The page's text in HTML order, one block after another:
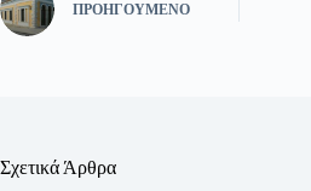
ΠΡΟΗΓΟΎΜΕΝΟ
Σχετικά Άρθρα